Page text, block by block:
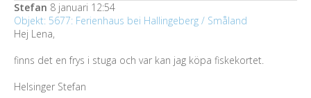
Stefan 8 januari 12:54
Objekt: 5677: Ferienhaus bei Hallingeberg / Småland
Hej Lena,
finns det en frys i stuga och var kan jag köpa fiskekortet.
Helsinger Stefan